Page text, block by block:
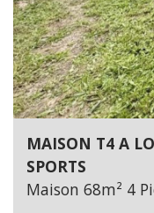
MAISON T4 A
SPORTS
Maison 68m² 4